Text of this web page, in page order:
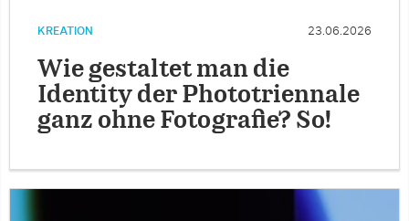
KREATION 23.06.2026
Wie gestaltet man die
Identity der Phototriennale
ganz ohne Fotografie? So!